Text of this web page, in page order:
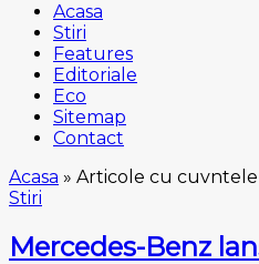
Acasa
Stiri
Features
Editoriale
Eco
Sitemap
Contact
Acasa » Articole cu cuvntele
Stiri
Mercedes-Benz